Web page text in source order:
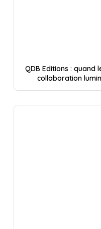
QDB Editions : quand
collaboration